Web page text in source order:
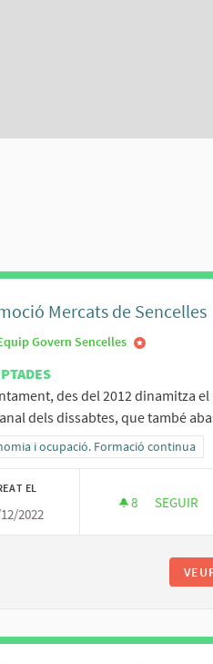
Mercats de Sencelles
Govern Sencelles
des del 2012 dinamitza
dels dissabtes, que també
al filtrar per la categoria:
i ocupació. Formació continua
EL
2022
8 8
SEGUIR